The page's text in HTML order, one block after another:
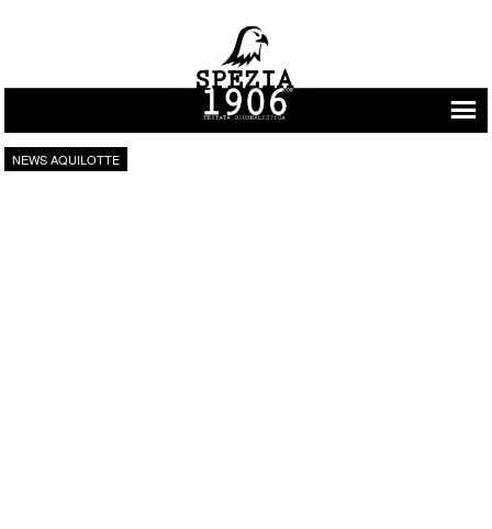
Vai al contenuto
NEWS AQUILOTTE